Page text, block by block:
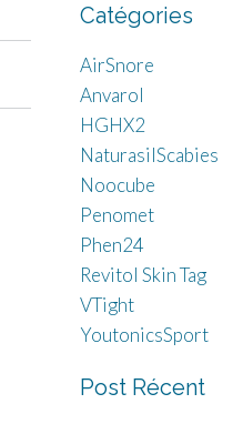
Catégories
AirSnore
Anvarol
HGHX2
NaturasilScabies
Noocube
Penomet
Phen24
Revitol Skin Tag
VTight
YoutonicsSport
Post Récent